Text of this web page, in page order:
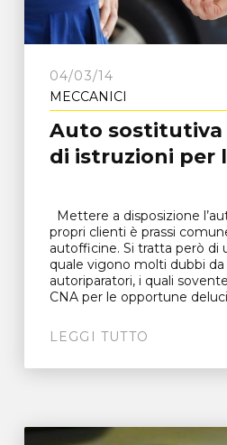
04/03/14
MECCANICI
Auto sostitutiva
di istruzioni per
Mettere a disposizione
propri clienti è prassi
autofficine. Si tratta però di
quale vigono molti dubbi
autoriparatori, i quali
CNA per le opportune
LEGGI TUTTO